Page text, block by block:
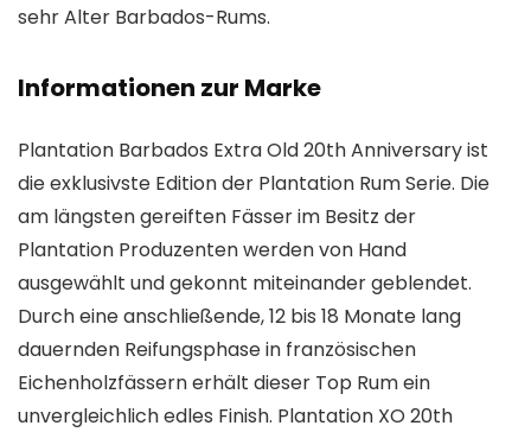
sehr Alter Barbados-Rums.
Informationen zur Marke
Plantation Barbados Extra Old 20th Anniversary ist
die exklusivste Edition der Plantation Rum Serie. Die
am längsten gereiften Fässer im Besitz der
Plantation Produzenten werden von Hand
ausgewählt und gekonnt miteinander geblendet.
Durch eine anschließende, 12 bis 18 Monate lang
dauernden Reifungsphase in französischen
Eichenholzfässern erhält dieser Top Rum ein
unvergleichlich edles Finish. Plantation XO 20th